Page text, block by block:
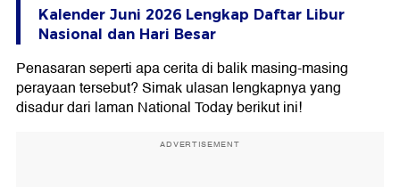
Kalender Juni 2026 Lengkap Daftar Libur
Nasional dan Hari Besar
Penasaran seperti apa cerita di balik masing-masing
perayaan tersebut? Simak ulasan lengkapnya yang
disadur dari laman National Today berikut ini!
ADVERTISEMENT